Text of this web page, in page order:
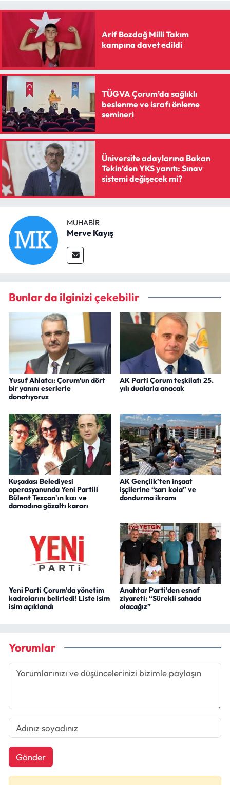
Arif Bozdağ Milli Takım
kampına davet edildi
TÜGVA Çorum’da sağlıklı
beslenme ve israfı önleme
semineri
Üniversite adaylarına Bakan
Tekin’den YKS yanıtı: Sınav
sistemi değişecek mi?
MUHABIR
Merve Kayış
Bunlar da ilginizi çekebilir
Yusuf Ahlatcı: Çorum’un dört
bir yanını eserlerle
donatıyoruz
AK Parti Çorum teşkilatı 25.
yılı dualarla anacak
Kuşadası Belediyesi
operasyonunda Yeni Partili
Bülent Tezcan'ın kızı ve
damadına gözaltı kararı
AK Gençlik’ten inşaat
işçilerine “sarı kola” ve
dondurma ikramı
Yeni Parti Çorum’da yönetim
kadrolarını belirledi! Liste isim
isim açıklandı
Anahtar Parti’den esnaf
ziyareti: “Sürekli sahada
olacağız”
Yorumlar
Gönder